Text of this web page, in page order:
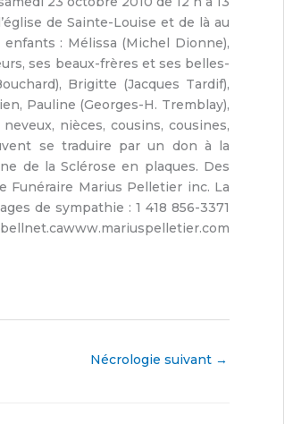
de Sainte-Louise et de là au
: Mélissa (Michel Dionne),
ses beaux-frères et ses belles-
Brigitte (Jacques Tardif),
Pauline (Georges-H. Tremblay),
nièces, cousins, cousines,
se traduire par un don à la
de la Sclérose en plaques. Des
Funéraire Marius Pelletier inc. La
de sympathie : 1 418 856-3371
Nécrologie suivant →